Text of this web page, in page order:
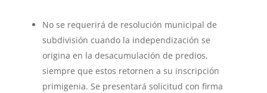
No se requerirá de resolución municipal de
subdivisión cuando la independización se
origina en la desacumulación de predios,
siempre que estos retornen a su inscripción
primigenia. Se presentará solicitud con firma